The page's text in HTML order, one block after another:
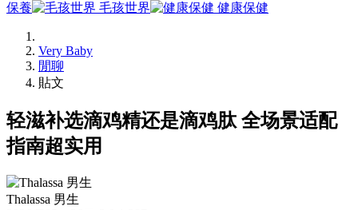
保養
毛孩世界 健康保健
Very Baby
閒聊
貼文
轻滋补选滴鸡精还是滴鸡肽 全场景适配
指南超实用
Thalassa 男生